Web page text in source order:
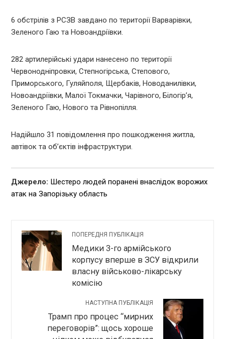
6 обстрілів з РСЗВ завдано по території Варварівки,
Зеленого Гаю та Новоандріївки.
282 артилерійські удари нанесено по території
Червонодніпровки, Степногірська, Степового,
Приморського, Гуляйполя, Щербаків, Новоданилівки,
Новоандріївки, Малої Токмачки, Чарівного, Білогір’я,
Зеленого Гаю, Нового та Рівнопілля.
Надійшло 31 повідомлення про пошкодження житла,
автівок та об’єктів інфраструктури.
Джерело: Шестеро людей поранені внаслідок ворожих
атак на Запорізьку область
ПОПЕРЕДНЯ ПУБЛІКАЦІЯ
Медики 3-го армійського
корпусу вперше в ЗСУ відкрили
власну військово-лікарську
комісію
НАСТУПНА ПУБЛІКАЦІЯ
Трамп про процес “мирних
переговорів”: щось хороше